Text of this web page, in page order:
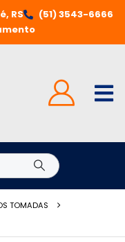
RS
(51) 3543-6666
TOMADAS